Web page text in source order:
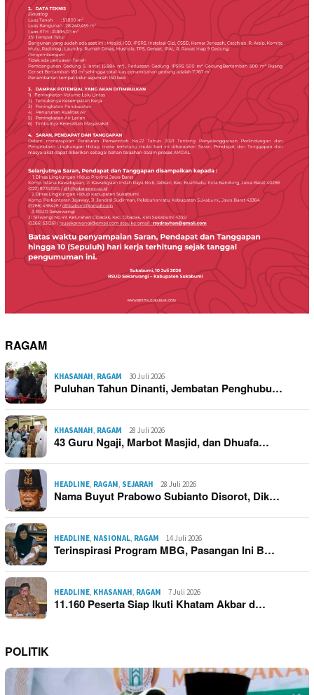
RAGAM
KHASANAH, RAGAM 30 Juli 2026
Puluhan Tahun Dinanti, Jembatan Penghubu…
KHASANAH, RAGAM 28 Juli 2026
43 Guru Ngaji, Marbot Masjid, dan Dhuafa…
HEADLINE, RAGAM, SEJARAH 28 Juli 2026
Nama Buyut Prabowo Subianto Disorot, Dik…
HEADLINE, NASIONAL, RAGAM 14 Juli 2026
Terinspirasi Program MBG, Pasangan Ini B…
HEADLINE, KHASANAH, RAGAM 7 Juli 2026
11.160 Peserta Siap Ikuti Khatam Akbar d…
POLITIK